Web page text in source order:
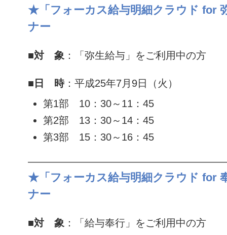
★「フォーカス給与明細クラウド for
ナー
■対 象 ：「弥生給与」をご利用中の方
■日 時：平成25年7月9日（火）
第1部 10：30～11：45
第2部 13：30～14：45
第3部 15：30～16：45
★「フォーカス給与明細クラウド for
ナー
■対 象 ：「給与奉行」をご利用中の方